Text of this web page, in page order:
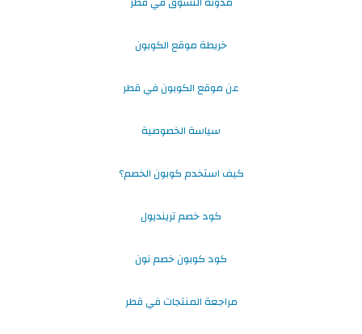
خريطة موقع الكوبون
عن موقع الكوبون في قطر
سياسة الخصوصية
كيف استخدم كوبون الخصم؟
كود خصم ترينديول
كود كوبون خصم نون
مراجعة المنتجات في قطر